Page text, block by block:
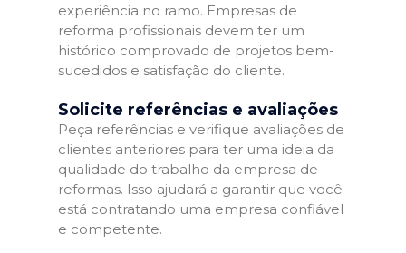
experiência no ramo. Empresas de
reforma profissionais devem ter um
histórico comprovado de projetos bem-
sucedidos e satisfação do cliente.
Solicite referências e avaliações
Peça referências e verifique avaliações de
clientes anteriores para ter uma ideia da
qualidade do trabalho da empresa de
reformas. Isso ajudará a garantir que você
está contratando uma empresa confiável
e competente.